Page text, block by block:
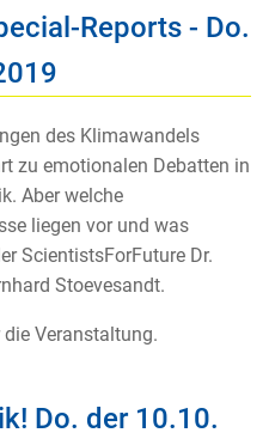
Reports - Do.
des Klimawandels
zu emotionalen Debatten in
Aber welche
liegen vor und was
ScientistsForFuture Dr.
Stoevesandt.
Veranstaltung.
Do. der 10.10.